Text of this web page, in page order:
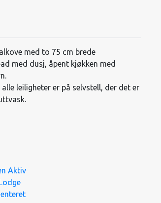
med to 75 cm brede
med dusj, åpent kjøkken med
leiligheter er på selvstell, der det er
Aktiv